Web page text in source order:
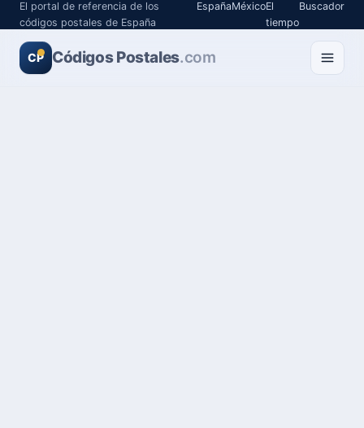
El portal de referencia de los
códigos postales de España
EspañaMéxicoEl
tiempo
Buscador
CP Códigos Postales.com